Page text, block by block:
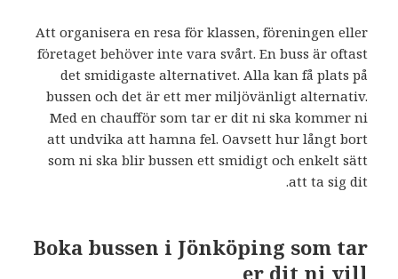
Att organisera en resa för klassen, föreningen eller
företaget behöver inte vara svårt. En buss är oftast
det smidigaste alternativet. Alla kan få plats på
bussen och det är ett mer miljövänligt alternativ.
Med en chaufför som tar er dit ni ska kommer ni
att undvika att hamna fel. Oavsett hur långt bort
som ni ska blir bussen ett smidigt och enkelt sätt
att ta sig dit.
Boka bussen i Jönköping som tar
er dit ni vill